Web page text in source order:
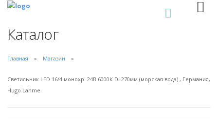
Каталог
Главная Магазин
Светильник LED 16/4 монохр. 24В 6000К D=270мм (морская вода) , Германия,
Hugo Lahme